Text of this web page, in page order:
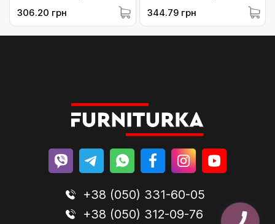
306.20 грн 344.79 грн
+38 (050) 331-60-05
+38 (050) 312-09-76